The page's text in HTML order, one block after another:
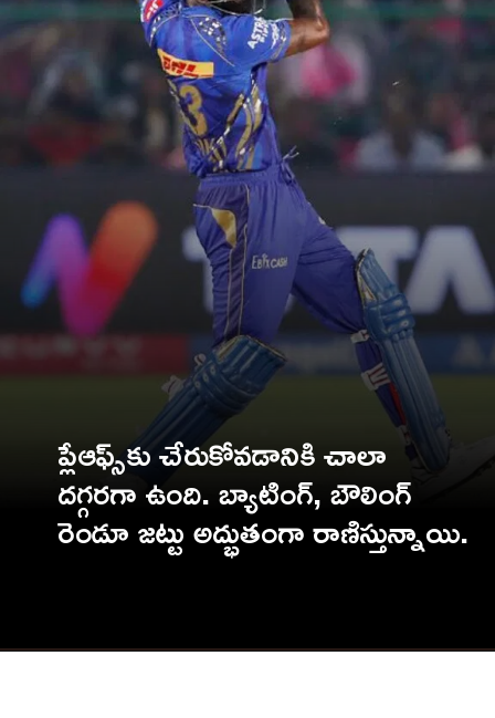
ప్లేఆఫ్స్‌కు చేరుకోవడానికి చాలా
దగ్గరగా ఉంది. బ్యాటింగ్, బౌలింగ్
రెండూ జట్టు అద్భుతంగా రాణిస్తున్నాయి.